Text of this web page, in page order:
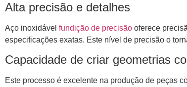
Alta precisão e detalhes
Aço inoxidável fundição de precisão oferece
especificações exatas. Este nível de precisão o
Capacidade de criar geometrias
Este processo é excelente na produção de peças